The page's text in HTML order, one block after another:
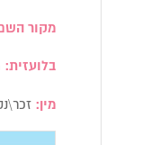
מקור
בלועזית:
מין: